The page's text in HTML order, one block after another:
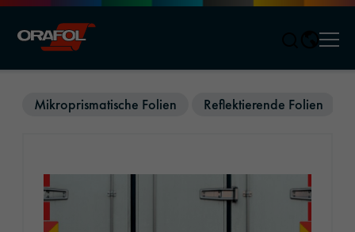
Mikroprismatische Folien Reflektierende Folien